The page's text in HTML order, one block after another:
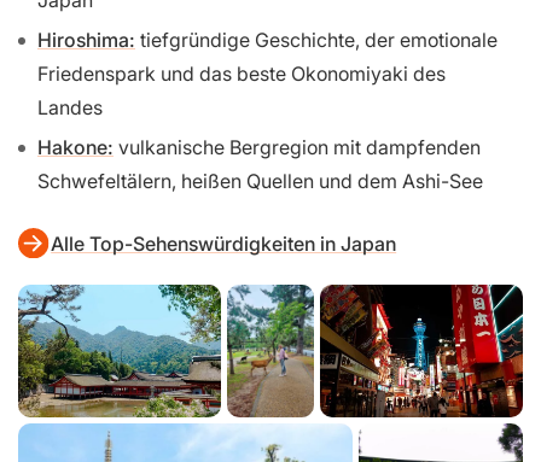
Hiroshima: tiefgründige Geschichte, der emotionale
Friedenspark und das beste Okonomiyaki des
Landes
Hakone: vulkanische Bergregion mit dampfenden
Schwefeltälern, heißen Quellen und dem Ashi-See
Alle Top-Sehenswürdigkeiten in Japan